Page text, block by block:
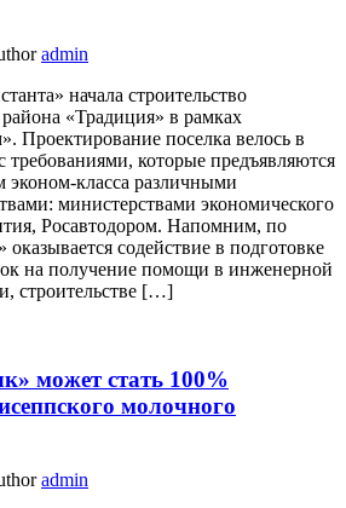
admin
начала строительство
«Традиция» в рамках
Проектирование поселка велось в
требованиями, которые предъявляются
класса различными
министерствами экономического
Росавтодором. Напомним, по
содействие в подготовке
на получение помощи в инженерной
строительстве […]
может стать 100%
молочного
admin